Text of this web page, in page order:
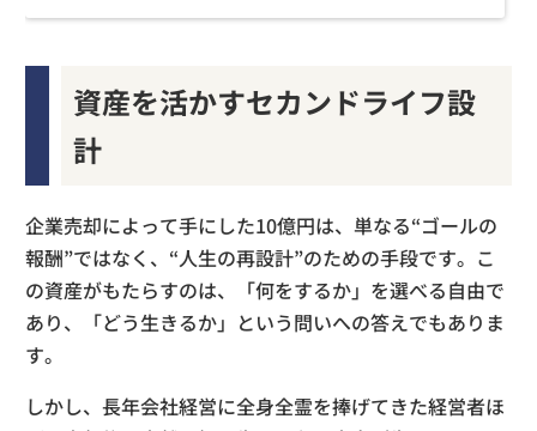
資産を活かすセカンドライフ設
計
企業売却によって手にした10億円は、単なる“ゴールの
報酬”ではなく、“人生の再設計”のための手段です。こ
の資産がもたらすのは、「何をするか」を選べる自由で
あり、「どう生きるか」という問いへの答えでもありま
す。
しかし、長年会社経営に全身全霊を捧げてきた経営者ほ